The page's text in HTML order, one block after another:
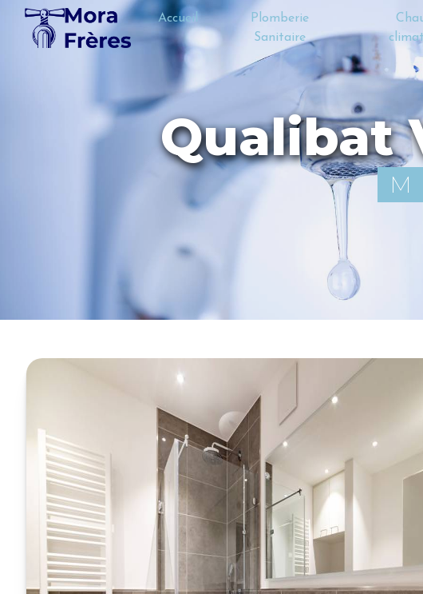
Accueil
Plomberie
Sanitaire
Panneau de gestion des cookies